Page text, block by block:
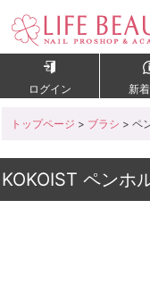
ログイン 新
トップページ > ブラシ > ペ
KOKOIST ペンホ